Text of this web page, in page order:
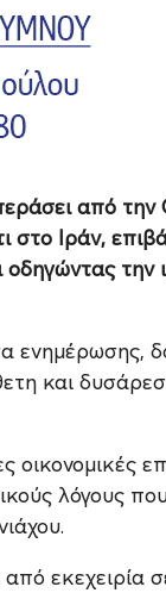
από την
στο Ιράν,
την
ενημέρωσης,
και
λόγους
εκεχειρία